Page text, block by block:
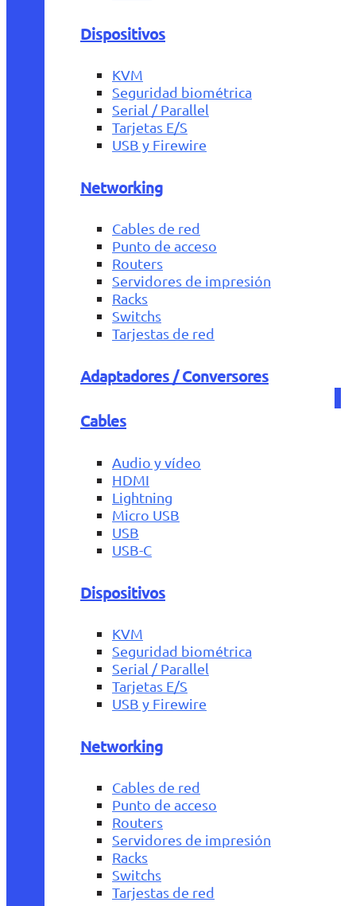
Dispositivos
KVM
Seguridad biométrica
Serial / Parallel
Tarjetas E/S
USB y Firewire
Networking
Cables de red
Punto de acceso
Routers
Servidores de impresión
Racks
Switchs
Tarjestas de red
Adaptadores / Conversores
Cables
Audio y vídeo
HDMI
Lightning
Micro USB
USB
USB-C
Dispositivos
KVM
Seguridad biométrica
Serial / Parallel
Tarjetas E/S
USB y Firewire
Networking
Cables de red
Punto de acceso
Routers
Servidores de impresión
Racks
Switchs
Tarjestas de red